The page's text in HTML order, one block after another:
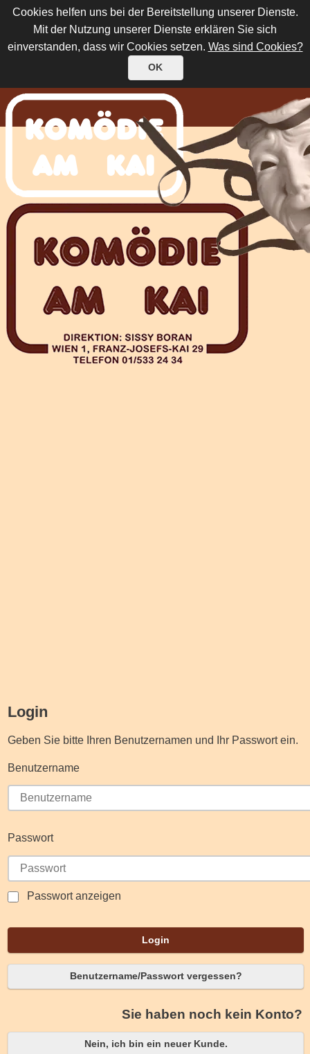
Cookies helfen uns bei der Bereitstellung unserer Dienste.
Mit der Nutzung unserer Dienste erklären Sie sich
einverstanden, dass wir Cookies setzen. Was sind Cookies?
OK
Login
Geben Sie bitte Ihren Benutzernamen und Ihr Passwort ein.
Benutzername
Passwort
Passwort anzeigen
Login
Benutzername/Passwort vergessen?
Sie haben noch kein Konto?
Nein, ich bin ein neuer Kunde.